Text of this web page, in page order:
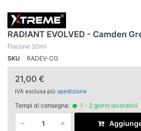
RADIANT EVOLVED - Camden
Flacone 30ml
SKU
RADEV-CG
21,00 €
IVA esclusa più spedizione
Tempi di consegna: 1 - 2 giorni lavorativi